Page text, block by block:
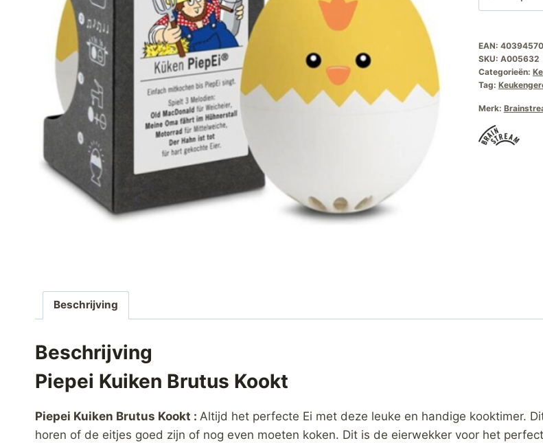
Kuiken
Kookt
aantal
EAN:
SKU: A005632
Categorieën:
Tag:
Merk:
Beschrijving
Beschrijving
Piepei Kuiken Brutus Kookt
Piepei Kuiken Brutus Kookt : Altijd het perfecte Ei met deze leuke en handige kooktimer.
horen of de eitjes goed zijn of nog even moeten koken. Dit is de eierwekker voor het